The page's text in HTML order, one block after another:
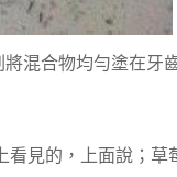
混合物均勻塗在牙
見的，上面說；草